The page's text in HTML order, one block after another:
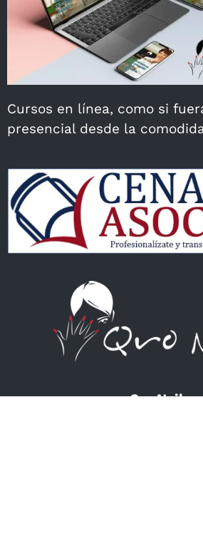
Cursos en línea, como si
presencial desde la
Qro Nails